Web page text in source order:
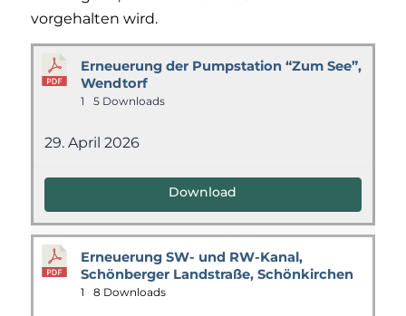
vorgehalten wird.
Erneuerung der Pumpstation “Zum See”,
Wendtorf
1 5 Downloads
29. April 2026
Download
Erneuerung SW- und RW-Kanal,
Schönberger Landstraße, Schönkirchen
1 8 Downloads